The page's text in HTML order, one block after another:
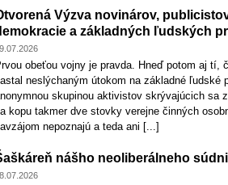
Výzva novinárov,
a základných ľudských
obeťou vojny je pravda. Hneď potom aj tí,
neslýchaným útokom na základné ľudské
skupinou aktivistov skrývajúcich sa
kopu takmer dve stovky verejne činných
nepoznajú a teda ani [...]
nášho neoliberálneho